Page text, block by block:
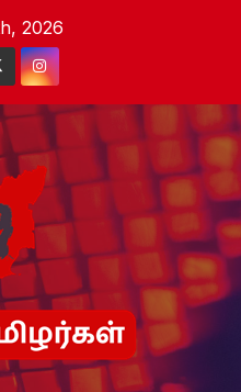
2026